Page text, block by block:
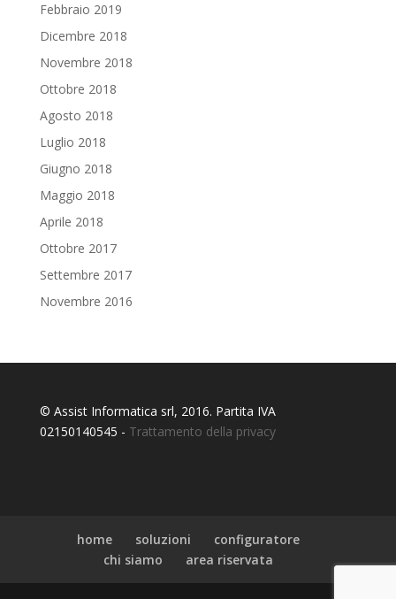
Febbraio 2019
Dicembre 2018
Novembre 2018
Ottobre 2018
Agosto 2018
Luglio 2018
Giugno 2018
Maggio 2018
Aprile 2018
Ottobre 2017
Settembre 2017
Novembre 2016
© Assist Informatica srl, 2016. Partita IVA
02150140545 - Trattamento della privacy
home soluzioni
configuratore
chi siamo
area riservata